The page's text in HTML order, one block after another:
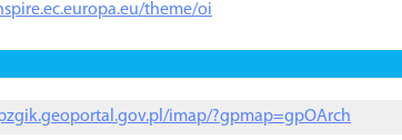
theme/oi
imap/?gpmap=gpOArch